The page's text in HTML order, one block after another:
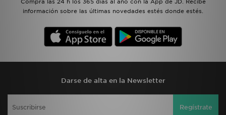
Compra las 24 h los 365 días al año con la App de JD. Recibe
información sobre las últimas novedades estés donde estés.
Darse de alta en la Newsletter
Regístrate